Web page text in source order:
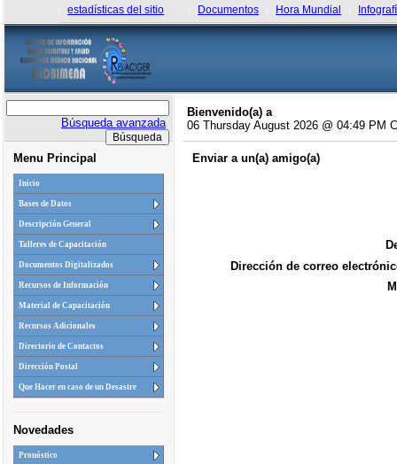
estadísticas del sitio Documentos Hora Mundial
Búsqueda avanzada
Menu Principal
Inicio
Bases de Datos
Descripción General
Talleres de Capacitación
Documentos Digitalizados
Recursos de Información
Material de Capacitación
Recursos Adicionales
Directorio de Contactos
Dirección Postal
Que Hacer en caso de un Desastre
Novedades
Pronóstico
Bienvenido(a) a
06 Thursday August 2026 @ 04:49 PM
Enviar a un(a) amigo(a)
Dirección de correo